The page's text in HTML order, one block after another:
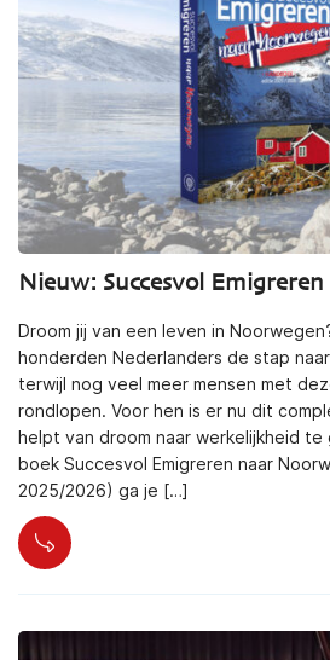
Nieuw: Succesvol
Droom jij van een leven in
honderden Nederlanders de stap
terwijl nog veel meer mensen met
rondlopen. Voor hen is er nu dit
helpt van droom naar werkelijkheid
boek Succesvol Emigreren naar
2025/2026) ga je […]